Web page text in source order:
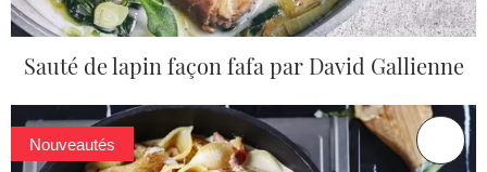
Sauté de lapin façon fafa par David Gallienne
Nouveautés